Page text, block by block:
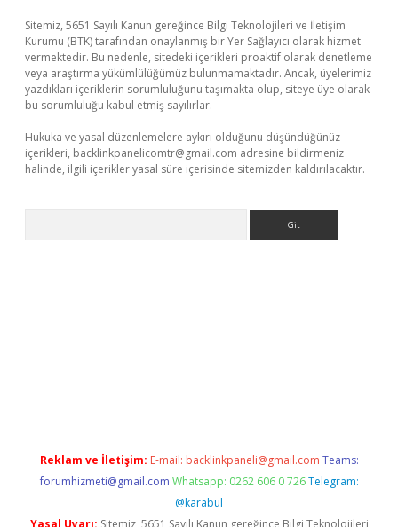
Sitemiz, 5651 Sayılı Kanun gereğince Bilgi Teknolojileri ve İletişim
Kurumu (BTK) tarafından onaylanmış bir Yer Sağlayıcı olarak hizmet
vermektedir. Bu nedenle, sitedeki içerikleri proaktif olarak denetleme
veya araştırma yükümlülüğümüz bulunmamaktadır. Ancak, üyelerimiz
yazdıkları içeriklerin sorumluluğunu taşımakta olup, siteye üye olarak
bu sorumluluğu kabul etmiş sayılırlar.
Hukuka ve yasal düzenlemelere aykırı olduğunu düşündüğünüz
içerikleri, backlinkpanelicomtr@gmail.com adresine bildirmeniz
halinde, ilgili içerikler yasal süre içerisinde sitemizden kaldırılacaktır.
Reklam ve İletişim: E-mail: backlinkpaneli@gmail.com Teams:
forumhizmeti@gmail.com Whatsapp: 0262 606 0 726 Telegram:
@karabul
Yasal Uyarı: Sitemiz, 5651 Sayılı Kanun gereğince Bilgi Teknolojileri